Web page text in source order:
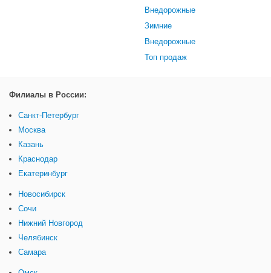
Внедорожные
Зимние
Внедорожные
Топ продаж
Филиалы в России:
Санкт-Петербург
Москва
Казань
Краснодар
Екатеринбург
Новосибирск
Сочи
Нижний Новгород
Челябинск
Самара